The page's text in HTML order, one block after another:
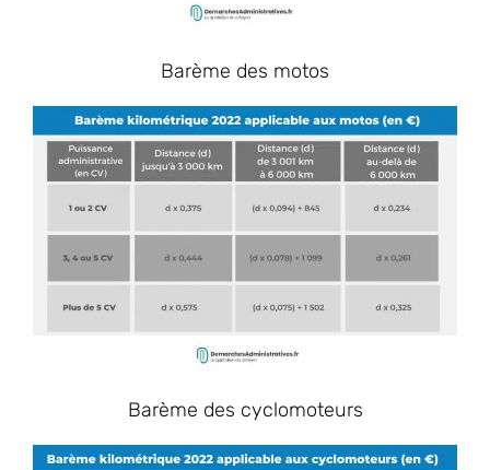
Barème des motos
Barème des cyclomoteurs